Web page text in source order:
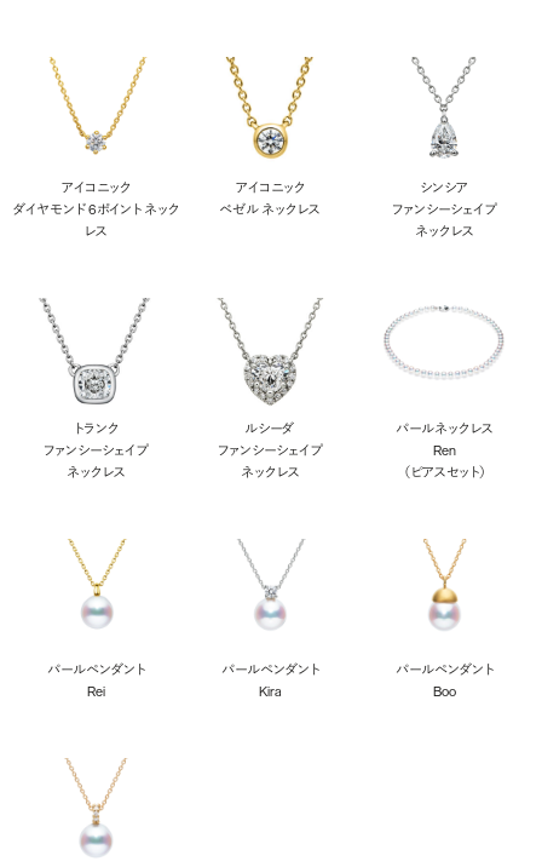
アイコニック
ダイヤモンド 6ポイント ネック
レス
アイコニック
ベゼル ネックレス
シンシア
ファンシーシェイプ
ネックレス
トランク
ファンシーシェイプ
ネックレス
ルシーダ
ファンシーシェイプ
ネックレス
パールネックレス
Ren
（ピアスセット）
パールペンダント
Rei
パールペンダント
Kira
パールペンダント
Boo